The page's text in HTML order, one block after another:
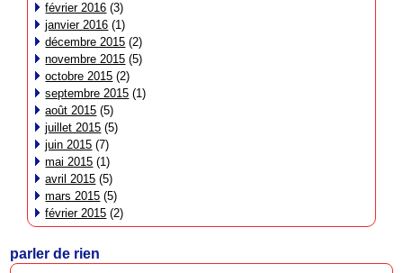
février 2016 (3)
janvier 2016 (1)
décembre 2015 (2)
novembre 2015 (5)
octobre 2015 (2)
septembre 2015 (1)
août 2015 (5)
juillet 2015 (5)
juin 2015 (7)
mai 2015 (1)
avril 2015 (5)
mars 2015 (5)
février 2015 (2)
parler de rien